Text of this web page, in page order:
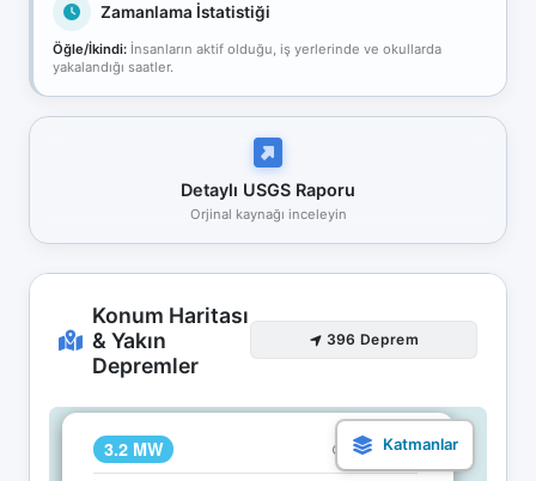
Zamanlama İstatistiği
Öğle/İkindi: İnsanların aktif olduğu, iş yerlerinde ve okullarda
yakalandığı saatler.
Detaylı USGS Raporu
Orjinal kaynağı inceleyin
Konum Haritası
& Yakın
Depremler
396 Deprem
3.2 MW 23.05 15:41
×